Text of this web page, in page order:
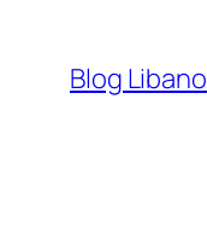
Blog Libano